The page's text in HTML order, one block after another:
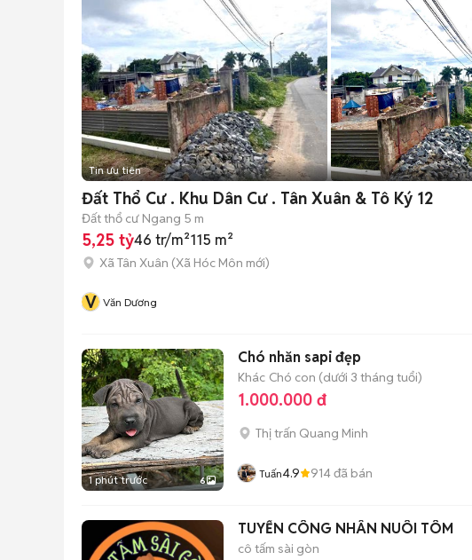
Tin ưu tiên
Đất Thổ Cư . Khu Dân Cư . Tân Xuân & Tô Ký 12
Đất thổ cư Ngang 5 m
5,25 tỷ46 tr/m²115 m²
Xã Tân Xuân (Xã Hóc Môn mới)
V Văn Dương
1 phút trước 6
Chó nhăn sapi đẹp
Khác Chó con (dưới 3 tháng tuổi)
1.000.000 đ
Thị trấn Quang Minh
Tuấn4.9 914đã bán
TUYỂN CÔNG NHÂN NUÔI TÔM
cô tấm sài gòn